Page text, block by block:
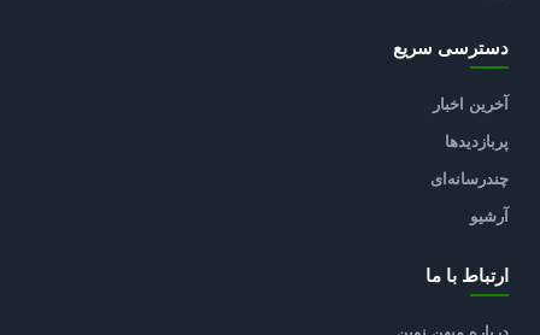
دسترسی سریع
آخرین اخبار
پربازدیدها
چندرسانه‌ای
آرشیو
ارتباط با ما